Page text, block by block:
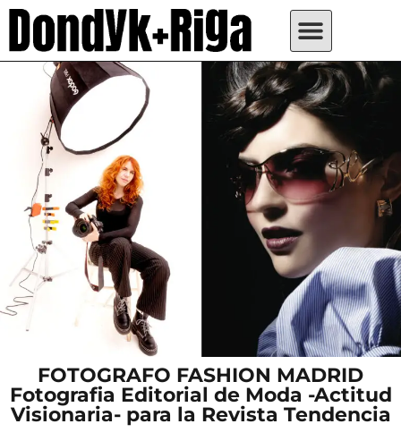
FOTOGRAFO FASHION MADRID
Fotografia Editorial de Moda -Actitud
Visionaria- para la Revista Tendencia